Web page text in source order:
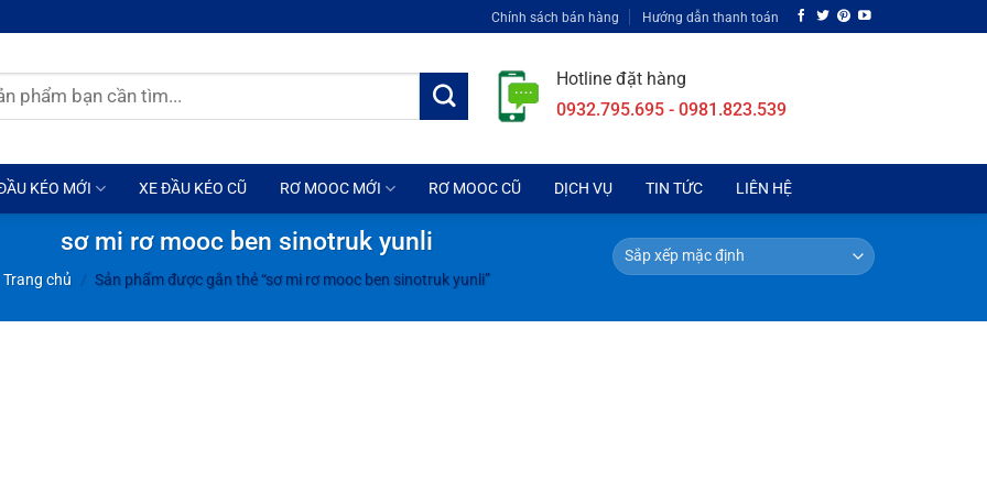
Chính sách bán hàng Hướng dẫn thanh toán
Hotline đặt hàng
0932.795.695 - 0981.823.539
KÉO MỚI XE ĐẦU KÉO CŨ RƠ MOOC MỚI RƠ MOOC CŨ DỊCH VỤ TIN TỨC LIÊN HỆ
sơ mi rơ mooc ben sinotruk yunli
Trang chủ / Sản phẩm được gắn thẻ “sơ mi rơ mooc ben sinotruk yunli”